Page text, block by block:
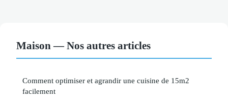
Maison — Nos autres articles
Comment optimiser et agrandir une cuisine de 15m2
facilement